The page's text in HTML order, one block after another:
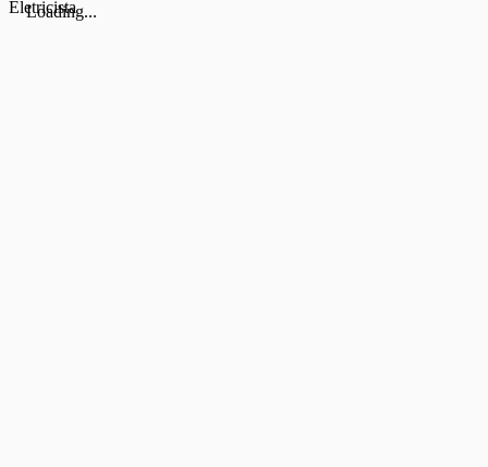
Loading...